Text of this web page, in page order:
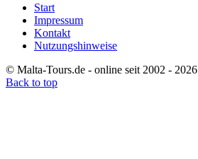
Start
Impressum
Kontakt
Nutzungshinweise
© Malta-Tours.de - online seit 2002 - 2026
Back to top